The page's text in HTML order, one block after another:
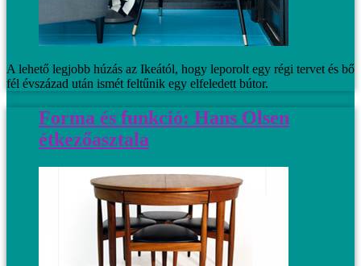
A lehető legjobb húzás az Ikeától, hogy leporolt egy régi tervet és bő
fél évszázad után ismét feltűnik egy elfeledett bútor.
Forma és funkció: Hans Olsen
étkezőasztala